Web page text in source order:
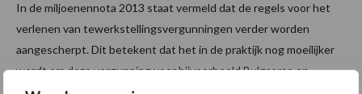
In de miljoenennota 2013 staat vermeld dat de regels voor het
verlenen van tewerkstellingsvergunningen verder worden
aangescherpt. Dit betekent dat het in de praktijk nog moeilijker
wordt om deze vergunning voor bijvoorbeeld Bulgaarse en